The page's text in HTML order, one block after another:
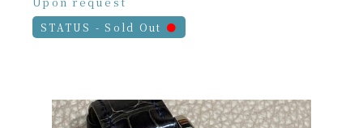
STATUS - Sold Out ●